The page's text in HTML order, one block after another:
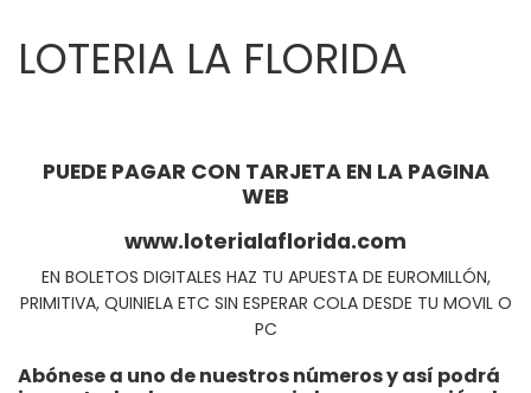
LOTERIA LA FLORIDA
PUEDE PAGAR CON TARJETA EN LA PAGINA
WEB
www.loterialaflorida.com
EN BOLETOS DIGITALES HAZ TU APUESTA DE EUROMILLÓN,
PRIMITIVA, QUINIELA ETC SIN ESPERAR COLA DESDE TU MOVIL O
PC
Abónese a uno de nuestros números y así podrá